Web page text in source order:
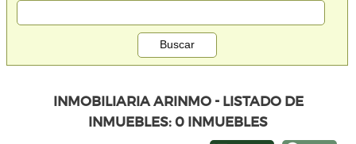
INMOBILIARIA ARINMO - LISTADO DE
INMUEBLES: 0 INMUEBLES